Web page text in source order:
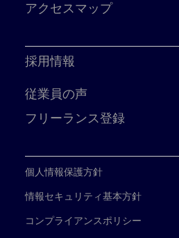
アクセスマップ
採用情報
従業員の声
フリーランス登録
個人情報保護方針
情報セキュリティ基本方針
コンプライアンスポリシー